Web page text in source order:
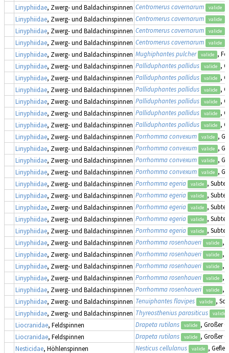
Linyphiidae, Zwerg- und Baldachinspinnen Centromerus cavernarum valide
Linyphiidae, Zwerg- und Baldachinspinnen Centromerus cavernarum valide
Linyphiidae, Zwerg- und Baldachinspinnen Centromerus cavernarum valide
Linyphiidae, Zwerg- und Baldachinspinnen Centromerus cavernarum valide
Linyphiidae, Zwerg- und Baldachinspinnen Mughiphantes pulcher valide ,
Linyphiidae, Zwerg- und Baldachinspinnen Palliduphantes pallidus valide ,
Linyphiidae, Zwerg- und Baldachinspinnen Palliduphantes pallidus valide ,
Linyphiidae, Zwerg- und Baldachinspinnen Palliduphantes pallidus valide ,
Linyphiidae, Zwerg- und Baldachinspinnen Palliduphantes pallidus valide ,
Linyphiidae, Zwerg- und Baldachinspinnen Palliduphantes pallidus valide ,
Linyphiidae, Zwerg- und Baldachinspinnen Palliduphantes pallidus valide ,
Linyphiidae, Zwerg- und Baldachinspinnen Porrhomma convexum valide ,
Linyphiidae, Zwerg- und Baldachinspinnen Porrhomma convexum valide ,
Linyphiidae, Zwerg- und Baldachinspinnen Porrhomma convexum valide ,
Linyphiidae, Zwerg- und Baldachinspinnen Porrhomma convexum valide ,
Linyphiidae, Zwerg- und Baldachinspinnen Porrhomma egeria valide ,
Linyphiidae, Zwerg- und Baldachinspinnen Porrhomma egeria valide ,
Linyphiidae, Zwerg- und Baldachinspinnen Porrhomma egeria valide ,
Linyphiidae, Zwerg- und Baldachinspinnen Porrhomma egeria valide ,
Linyphiidae, Zwerg- und Baldachinspinnen Porrhomma egeria valide ,
Linyphiidae, Zwerg- und Baldachinspinnen Porrhomma rosenhaueri valide ,
Linyphiidae, Zwerg- und Baldachinspinnen Porrhomma rosenhaueri valide ,
Linyphiidae, Zwerg- und Baldachinspinnen Porrhomma rosenhaueri valide ,
Linyphiidae, Zwerg- und Baldachinspinnen Porrhomma rosenhaueri valide ,
Linyphiidae, Zwerg- und Baldachinspinnen Porrhomma rosenhaueri valide ,
Linyphiidae, Zwerg- und Baldachinspinnen Tenuiphantes flavipes valide ,
Linyphiidae, Zwerg- und Baldachinspinnen Thyreosthenius parasiticus valide
Liocranidae, Feldspinnen Drapeta rutilans valide , Großer
Liocranidae, Feldspinnen Drapeta rutilans valide , Großer
Nesticidae, Höhlenspinnen Nesticus cellulanus valide ,